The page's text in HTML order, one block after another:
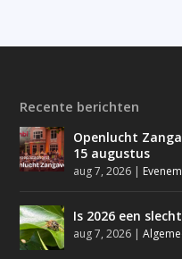
Recente berichten
Openlucht
15 augustus
aug 7, 2026 |
Is 2026 een
aug 7, 2026 |